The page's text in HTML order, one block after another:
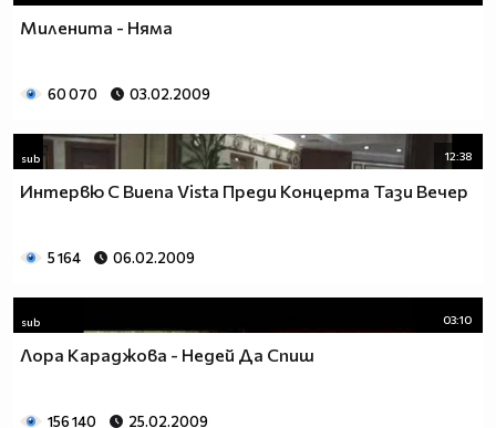
Миленита - Няма
60 070 03.02.2009
sub 12:38
Интервю С Buena Vista Преди Концерта Тази Вечер
5 164 06.02.2009
sub 03:10
Лора Караджова - Недей Да Спиш
156 140 25.02.2009